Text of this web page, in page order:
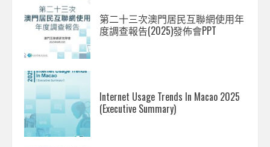
第二十三次澳門居民互聯網使用年
度調查報告(2025)發佈會PPT
Internet Usage Trends In Macao 2025
(Executive Summary)